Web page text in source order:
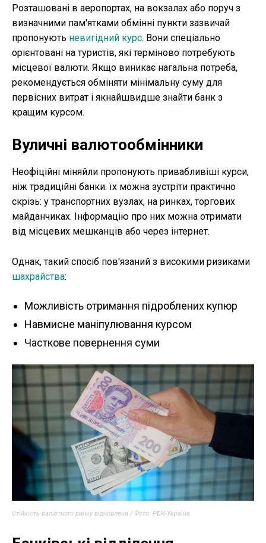
Розташовані в аеропортах, на вокзалах або поруч з
визначними пам'ятками обмінні пункти зазвичай
пропонують невигідний курс. Вони спеціально
орієнтовані на туристів, які терміново потребують
місцевої валюти. Якщо виникає нагальна потреба,
рекомендується обміняти мінімальну суму для
первісних витрат і якнайшвидше знайти банк з
кращим курсом.
Вуличні валютообмінники
Неофіційні міняйли пропонують привабливіші курси,
ніж традиційні банки. їх можна зустріти практично
скрізь: у транспортних вузлах, на ринках, торгових
майданчиках. Інформацію про них можна отримати
від місцевих мешканців або через інтернет.
Однак, такий спосіб пов'язаний з високими ризиками
шахрайства:
Можливість отримання підроблених купюр
Навмисне маніпулювання курсом
Часткове повернення суми
Стійкість валютного ринку відновлена / Фото: РБК-Україна